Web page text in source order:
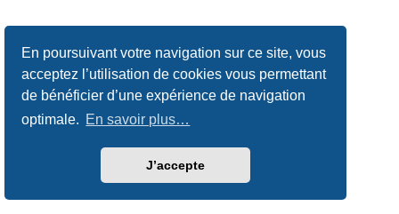
En poursuivant votre navigation sur ce site, vous
acceptez l’utilisation de cookies vous permettant
de bénéficier d’une expérience de navigation
optimale. En savoir plus…
J’accepte